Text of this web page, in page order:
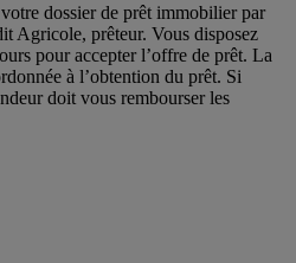
dossier de prêt immobilier par
Agricole, prêteur. Vous disposez
pour accepter l’offre de prêt. La
à l’obtention du prêt. Si
doit vous rembourser les